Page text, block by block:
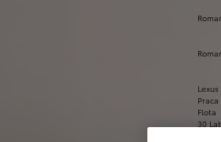
Lexus
Praca
Flota
30 Lat